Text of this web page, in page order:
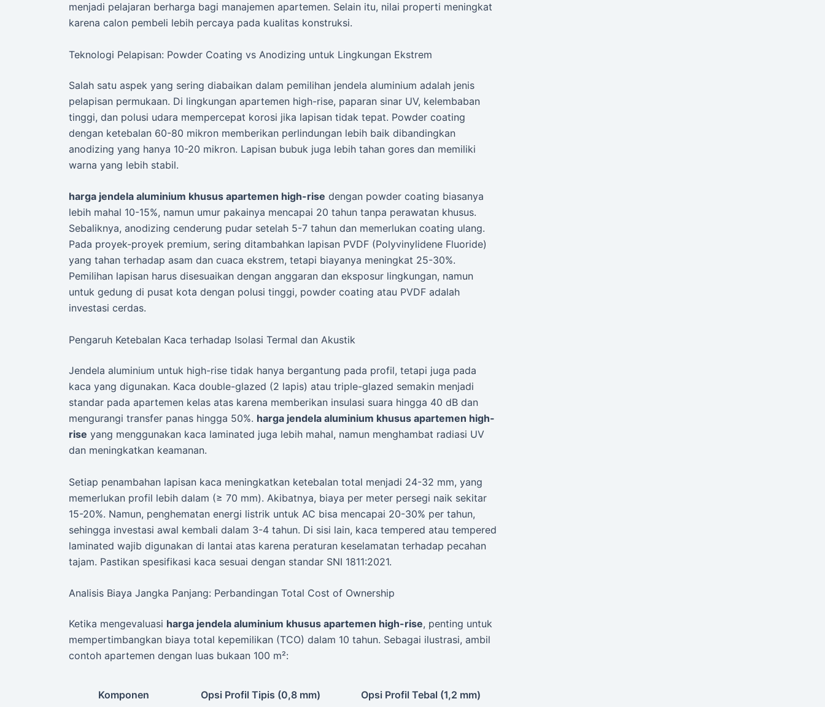
menjadi pelajaran berharga bagi manajemen apartemen. Selain itu, nilai properti meningkat
karena calon pembeli lebih percaya pada kualitas konstruksi.
Teknologi Pelapisan: Powder Coating vs Anodizing untuk Lingkungan Ekstrem
Salah satu aspek yang sering diabaikan dalam pemilihan jendela aluminium adalah jenis
pelapisan permukaan. Di lingkungan apartemen high-rise, paparan sinar UV, kelembaban
tinggi, dan polusi udara mempercepat korosi jika lapisan tidak tepat. Powder coating
dengan ketebalan 60-80 mikron memberikan perlindungan lebih baik dibandingkan
anodizing yang hanya 10-20 mikron. Lapisan bubuk juga lebih tahan gores dan memiliki
warna yang lebih stabil.
harga jendela aluminium khusus apartemen high-rise dengan powder coating biasanya
lebih mahal 10-15%, namun umur pakainya mencapai 20 tahun tanpa perawatan khusus.
Sebaliknya, anodizing cenderung pudar setelah 5-7 tahun dan memerlukan coating ulang.
Pada proyek-proyek premium, sering ditambahkan lapisan PVDF (Polyvinylidene Fluoride)
yang tahan terhadap asam dan cuaca ekstrem, tetapi biayanya meningkat 25-30%.
Pemilihan lapisan harus disesuaikan dengan anggaran dan eksposur lingkungan, namun
untuk gedung di pusat kota dengan polusi tinggi, powder coating atau PVDF adalah
investasi cerdas.
Pengaruh Ketebalan Kaca terhadap Isolasi Termal dan Akustik
Jendela aluminium untuk high-rise tidak hanya bergantung pada profil, tetapi juga pada
kaca yang digunakan. Kaca double-glazed (2 lapis) atau triple-glazed semakin menjadi
standar pada apartemen kelas atas karena memberikan insulasi suara hingga 40 dB dan
mengurangi transfer panas hingga 50%. harga jendela aluminium khusus apartemen high-
rise yang menggunakan kaca laminated juga lebih mahal, namun menghambat radiasi UV
dan meningkatkan keamanan.
Setiap penambahan lapisan kaca meningkatkan ketebalan total menjadi 24-32 mm, yang
memerlukan profil lebih dalam (≥ 70 mm). Akibatnya, biaya per meter persegi naik sekitar
15-20%. Namun, penghematan energi listrik untuk AC bisa mencapai 20-30% per tahun,
sehingga investasi awal kembali dalam 3-4 tahun. Di sisi lain, kaca tempered atau tempered
laminated wajib digunakan di lantai atas karena peraturan keselamatan terhadap pecahan
tajam. Pastikan spesifikasi kaca sesuai dengan standar SNI 1811:2021.
Analisis Biaya Jangka Panjang: Perbandingan Total Cost of Ownership
Ketika mengevaluasi harga jendela aluminium khusus apartemen high-rise, penting untuk
mempertimbangkan biaya total kepemilikan (TCO) dalam 10 tahun. Sebagai ilustrasi, ambil
contoh apartemen dengan luas bukaan 100 m²:
Komponen Opsi Profil Tipis (0,8 mm) Opsi Profil Tebal (1,2 mm)